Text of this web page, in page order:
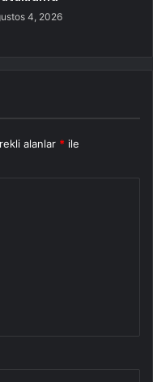
4, 2026
alanlar * ile